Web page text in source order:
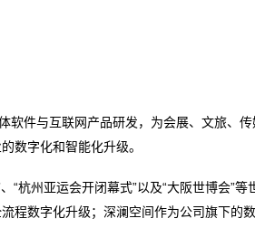
软件与互联网产品研发，为会展、文旅、
数字化和智能化升级。
“杭州亚运会开闭幕式”以及“大阪世博会”
程数字化升级；深澜空间作为公司旗下